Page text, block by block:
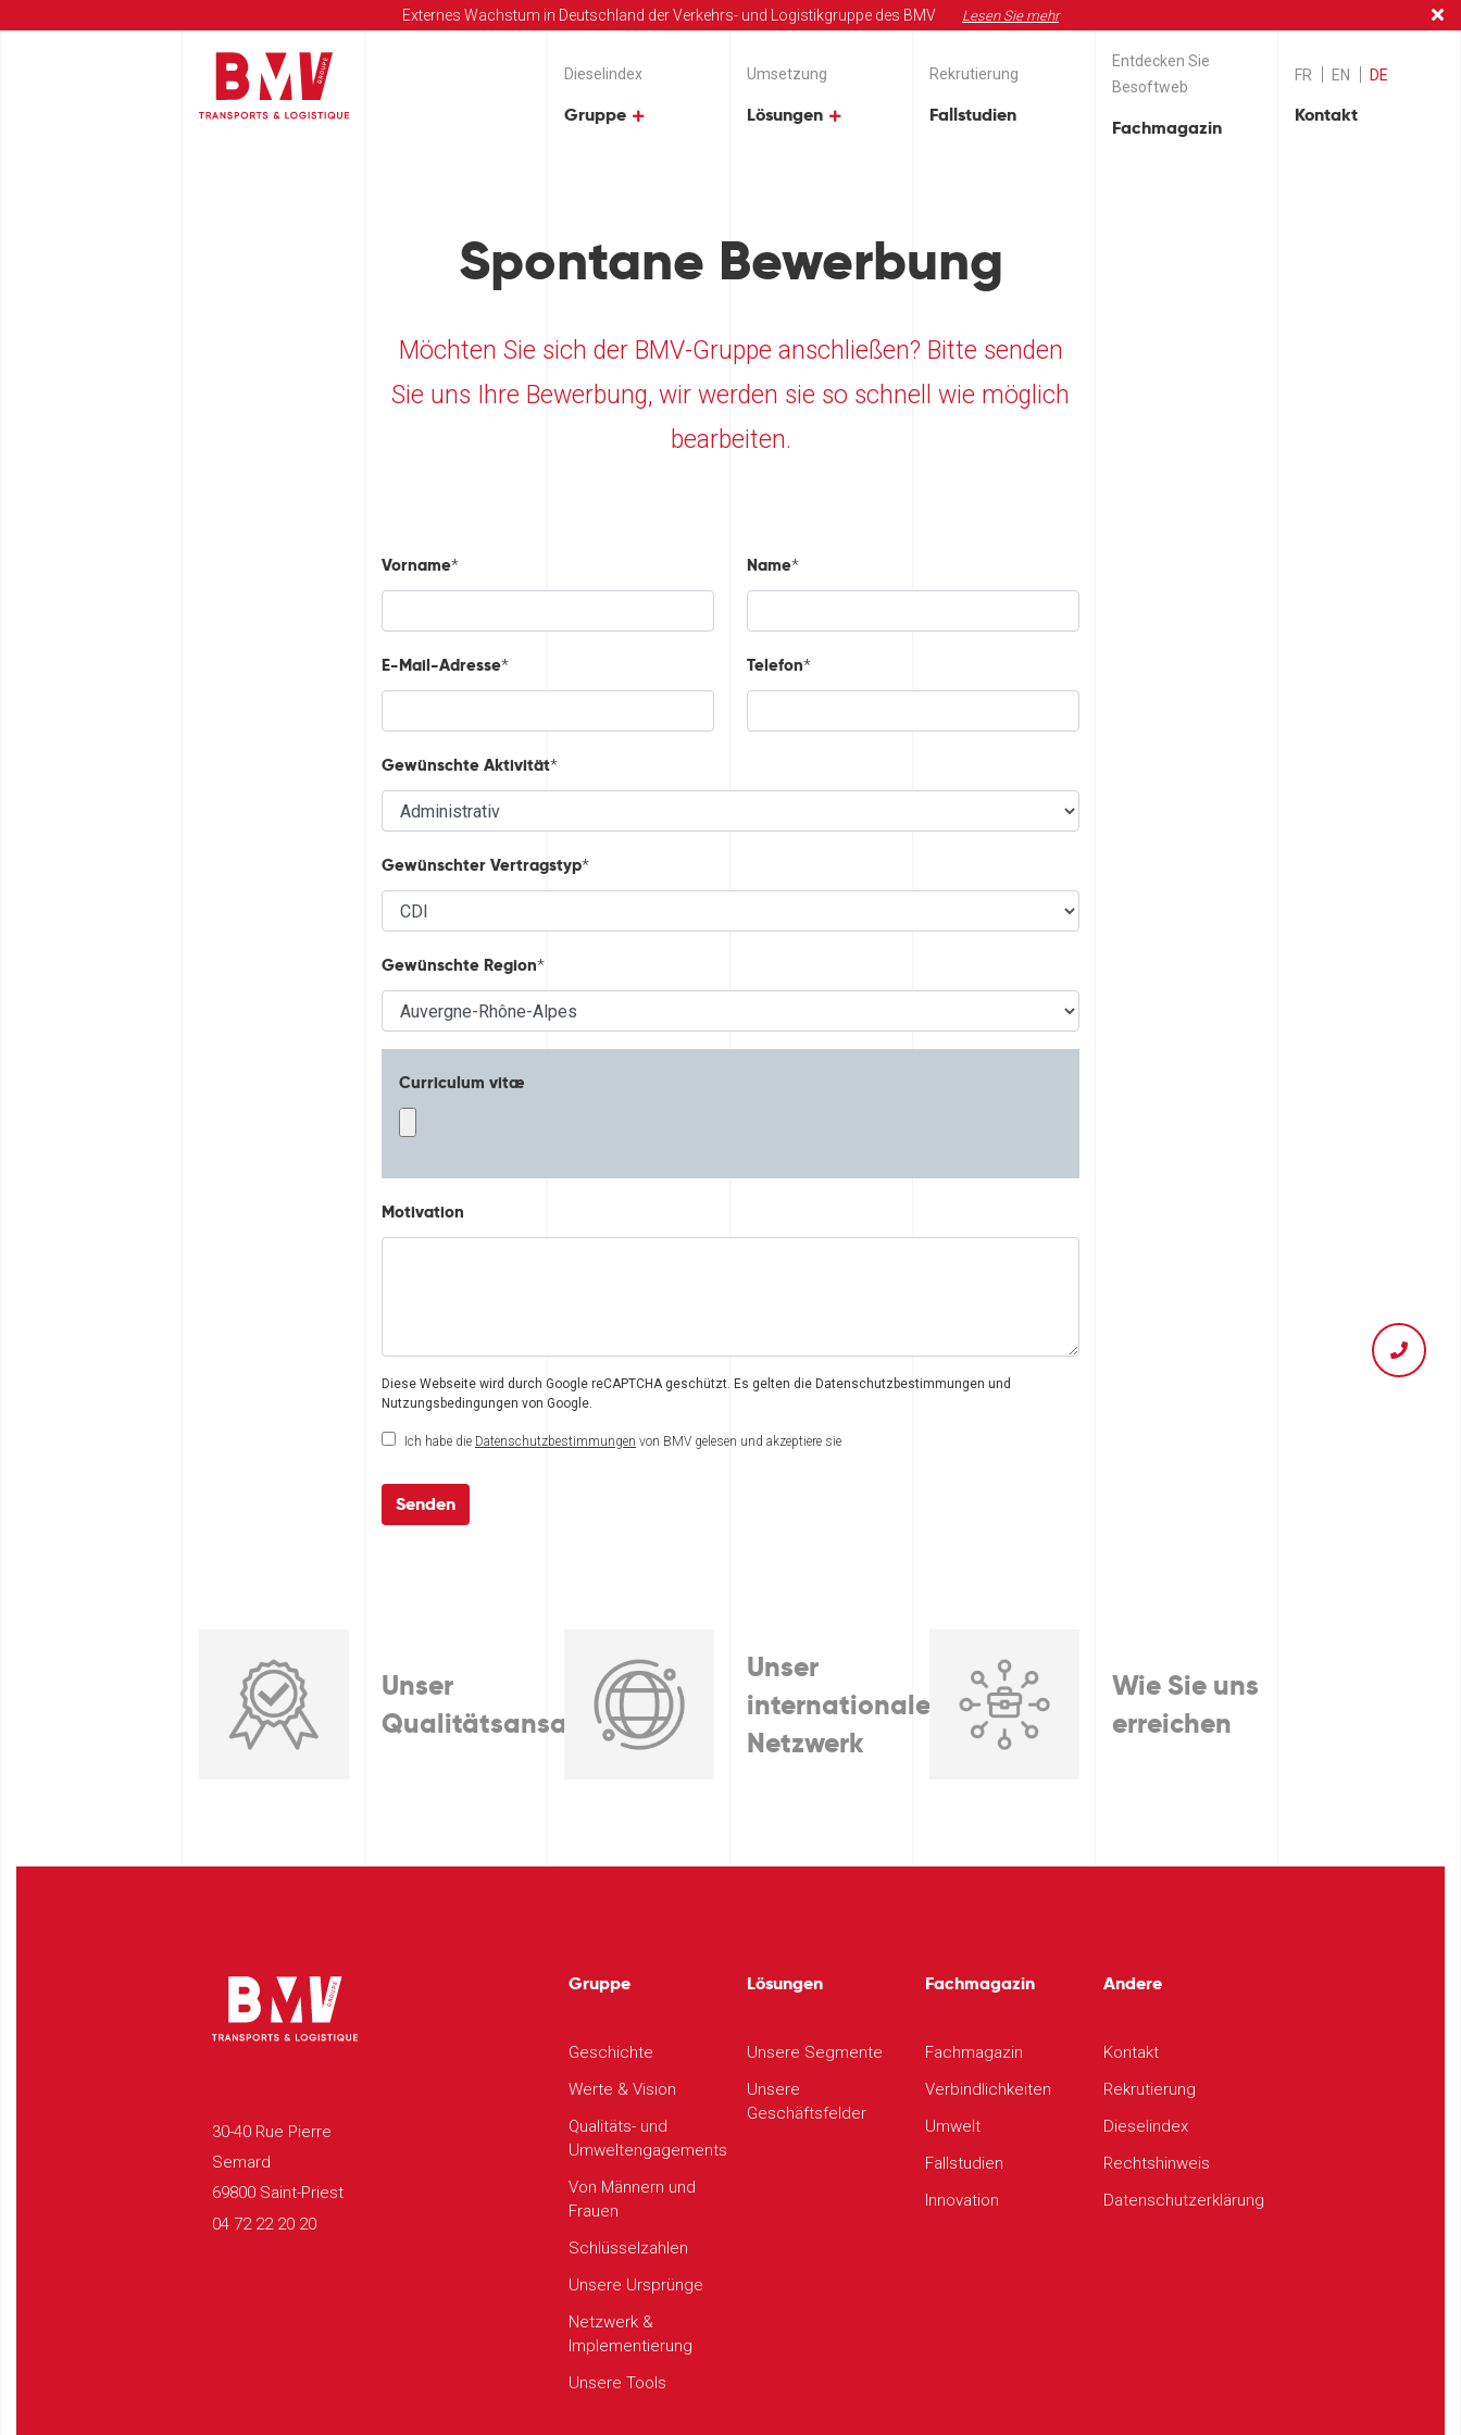
Externes Wachstum in Deutschland der Verkehrs- und Logistikgruppe des BMV Lesen Sie mehr
Dieselindex
Gruppe
Umsetzung
Lösungen
Rekrutierung
Fallstudien
Entdecken Sie
Besoftweb
Fachmagazin
FR EN DE
Kontakt
Spontane Bewerbung
Möchten Sie sich der BMV-Gruppe anschließen? Bitte senden
Sie uns Ihre Bewerbung, wir werden sie so schnell wie möglich
bearbeiten.
Vorname* Name*
E-Mail-Adresse* Telefon*
Gewünschte Aktivität*
Gewünschter Vertragstyp*
Gewünschte Region*
Curriculum vitæ
Motivation
Diese Webseite wird durch Google reCAPTCHA geschützt. Es gelten die Datenschutzbestimmungen und
Nutzungsbedingungen von Google.
Ich habe die Datenschutzbestimmungen von BMV gelesen und akzeptiere sie
Senden
Unser
Qualitätsansatz
Unser
internationales
Netzwerk
Wie Sie uns
erreichen
30-40 Rue Pierre
Semard
69800 Saint-Priest
04 72 22 20 20
Gruppe
Geschichte
Werte & Vision
Qualitäts- und
Umweltengagements
Von Männern und
Frauen
Schlüsselzahlen
Unsere Ursprünge
Netzwerk &
Implementierung
Unsere Tools
Lösungen
Unsere Segmente
Unsere
Geschäftsfelder
Fachmagazin
Fachmagazin
Verbindlichkeiten
Umwelt
Fallstudien
Innovation
Andere
Kontakt
Rekrutierung
Dieselindex
Rechtshinweis
Datenschutzerklärung